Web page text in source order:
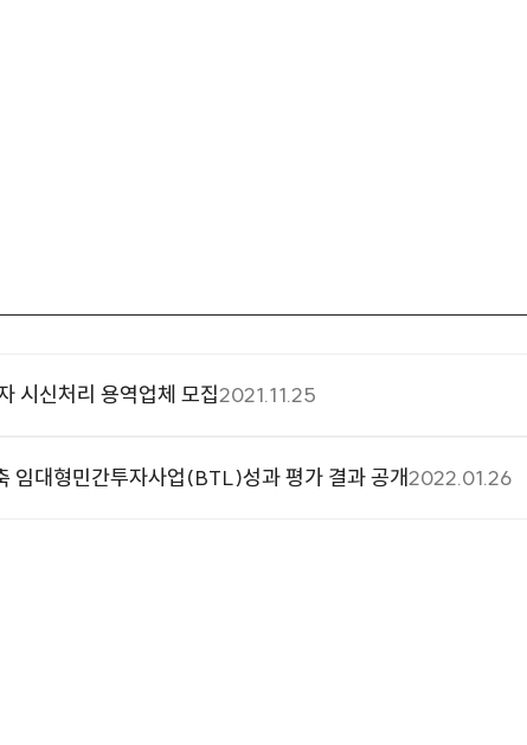
시신처리 용역업체 모집2021.11.25
임대형민간투자사업(BTL)성과 평가 결과 공개2022.01.26